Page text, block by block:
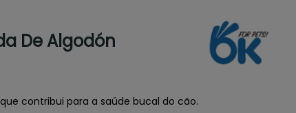
De Algodón
contribui para a saúde bucal do cão.